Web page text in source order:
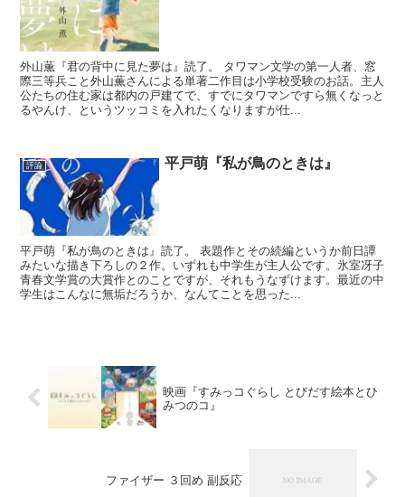
外山薫『君の背中に見た夢は』読了。 タワマン文学の第一人者、窓
際三等兵こと外山薫さんによる単著二作目は小学校受験のお話。主人
公たちの住む家は都内の戸建てで、すでにタワマンですら無くなっと
るやんけ、というツッコミを入れたくなりますが仕...
評論 平戸萌『私が鳥のときは』
平戸萌『私が鳥のときは』読了。 表題作とその続編というか前日譚
みたいな描き下ろしの２作。いずれも中学生が主人公です。氷室冴子
青春文学賞の大賞作とのことですが、それもうなずけます。最近の中
学生はこんなに無垢だろうか、なんてことを思った...
映画『すみっコぐらし とびだす絵本とひ
みつのコ』
ファイザー ３回め 副反応